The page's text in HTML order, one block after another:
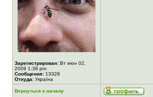
Зарегистрирован: Вт июн 02,
2009 1:38 pm
Сообщения: 13329
Откуда: Україна
Вернуться к началу